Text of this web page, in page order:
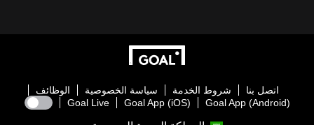
اتصل بنا شروط الخدمة سياسة الخصوصية
الوظائف
Goal App (Android)
Goal App (iOS)
Goal Live